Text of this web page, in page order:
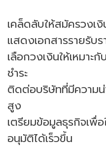
เคล็ดลับให้สมัครวงเ
แสดงเอกสารรายรับ
เลือกวงเงินให้เหมาะ
ชำระ
ติดต่อบริษัทที่มีความน่
สูง
เตรียมข้อมูลธุรกิจเพื่อ
อนุมัติได้เร็วขึ้น